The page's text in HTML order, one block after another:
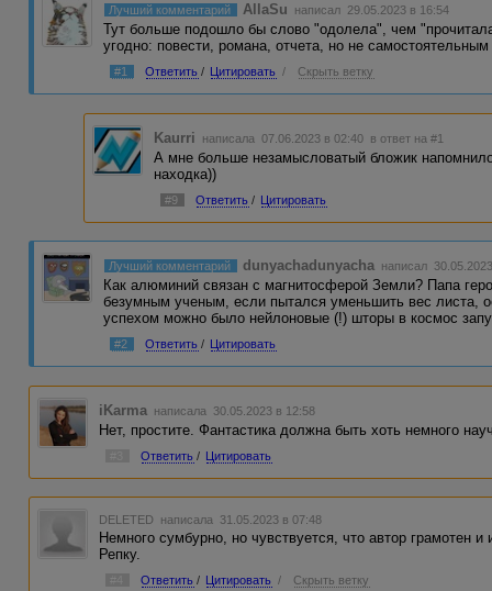
Лучший комментарий AllaSu написал 29.05.2023 в 16:54
Тут больше подошло бы слово "одолела", чем
угодно: повести, романа, отчета, но не
#1 Ответить / Цитировать / Скрыть ветку
Kaurri написала 07.06.2023 в 02:40 в ответ на #1
А мне больше незамысловатый бложик
находка))
#9 Ответить / Цитировать
Лучший комментарий dunyachadunyacha написал
Как алюминий связан с магнитосферой Земли? Папа
безумным ученым, если пытался уменьшить вес листа,
успехом можно было нейлоновые (!) шторы в космос
#2 Ответить / Цитировать
iKarma написала 30.05.2023 в 12:58
Нет, простите. Фантастика должна быть хоть немного
Ответить / Цитировать
DELETED написала 31.05.2023 в 07:48
Немного сумбурно, но чувствуется, что автор грамотен и
Репку.
Ответить / Цитировать / Скрыть ветку